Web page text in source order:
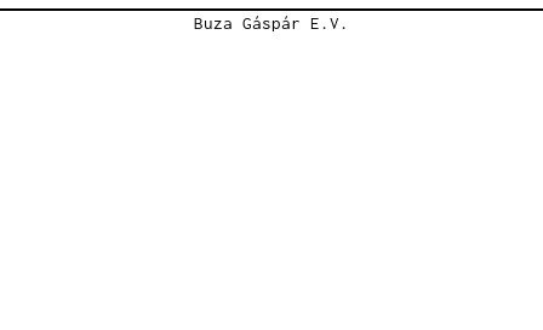
Buza Gáspár E.V.